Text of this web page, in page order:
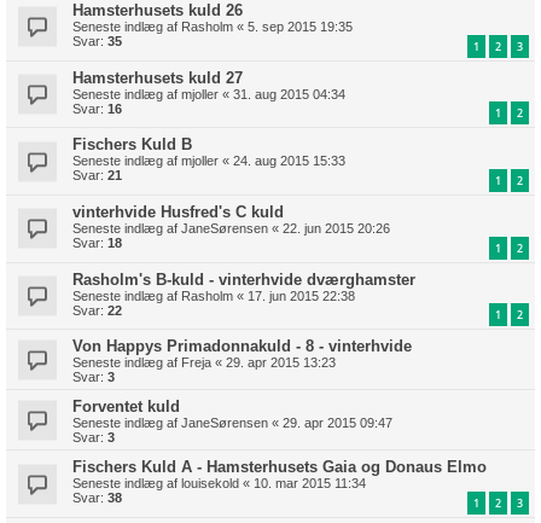
Hamsterhusets kuld 26
Seneste indlæg af Rasholm « 5. sep 2015 19:35
Svar: 35 1 2 3
Hamsterhusets kuld 27
Seneste indlæg af mjoller « 31. aug 2015 04:34
Svar: 16 1 2
Fischers Kuld B
Seneste indlæg af mjoller « 24. aug 2015 15:33
Svar: 21 1 2
vinterhvide Husfred's C kuld
Seneste indlæg af JaneSørensen « 22. jun 2015 20:26
Svar: 18 1 2
Rasholm's B-kuld - vinterhvide dværghamster
Seneste indlæg af Rasholm « 17. jun 2015 22:38
Svar: 22 1 2
Von Happys Primadonnakuld - 8 - vinterhvide
Seneste indlæg af Freja « 29. apr 2015 13:23
Svar: 3
Forventet kuld
Seneste indlæg af JaneSørensen « 29. apr 2015 09:47
Svar: 3
Fischers Kuld A - Hamsterhusets Gaia og Donaus Elmo
Seneste indlæg af louisekold « 10. mar 2015 11:34
Svar: 38 1 2 3